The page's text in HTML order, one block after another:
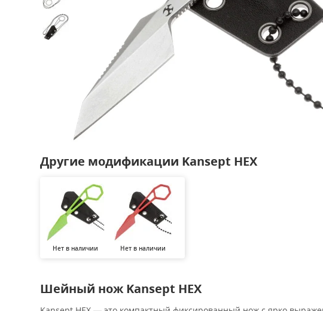
Другие модификации Kansept HEX
Нет в наличии Нет в наличии
Шейный нож Kansept HEX